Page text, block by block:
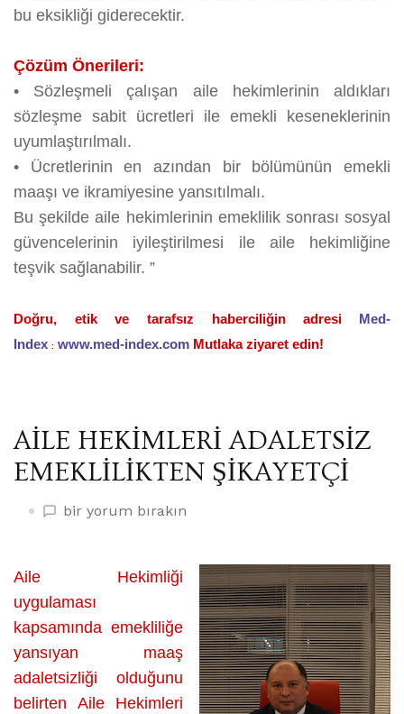
bu eksikliği giderecektir.
Çözüm Önerileri:
•
Sözleşmeli çalışan aile hekimlerinin aldıkları
sözleşme sabit ücretleri ile emekli keseneklerinin
uyumlaştırılmalı.
•
Ücretlerinin en azından bir bölümünün emekli
maaşı ve ikramiyesine yansıtılmalı.
Bu şekilde aile hekimlerinin emeklilik sonrası sosyal
güvencelerinin iyileştirilmesi ile aile hekimliğine
teşvik sağlanabilir. ”
Doğru, etik ve tarafsız haberciliğin adresi
Med-
Index : www.med-index.com Mutlaka ziyaret edin!
AİLE HEKİMLERİ ADALETSİZ
EMEKLİLİKTEN ŞİKAYETÇİ
AİLE
EMEKLİLİKTEN
ŞİKAYETÇİ
üzerine
bir yorum bırakın
Aile Hekimliği
uygulaması
kapsamında emekliliğe
yansıyan maaş
adaletsizliği olduğunu
belirten Aile Hekimleri